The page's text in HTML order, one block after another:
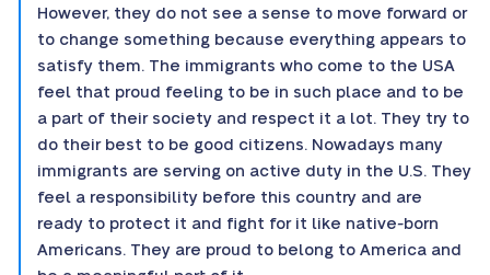
However, they do not see a sense to move forward or
to change something because everything appears to
satisfy them. The immigrants who come to the USA
feel that proud feeling to be in such place and to be
a part of their society and respect it a lot. They try to
do their best to be good citizens. Nowadays many
immigrants are serving on active duty in the U.S. They
feel a responsibility before this country and are
ready to protect it and fight for it like native-born
Americans. They are proud to belong to America and